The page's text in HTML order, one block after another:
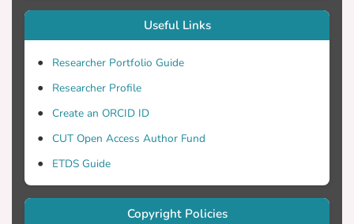
καταλληλόλητας των ΧΥ μέσω
διαφόρων στατιστικών τεχνικών με την
χρήση του λογισμικού Matlab® για τον
διαχωρισμό. την αναγνώριση
συναισθημάτων αλλά και την
ολοκληρωμένο λογισμικό σύστημα που
προκύπτει μας υποβοηθά να
εξακριβώνουμε την πρόθεση κάποιου
διπλωματικής αυτής της εργασίας έγινε
έρευνα για εύρεση της καταλληλότερης
Useful Links
Researcher Portfolio Guide
Researcher Profile
Create an ORCID ID
CUT Open Access Author Fund
ETDS Guide
Copyright Policies